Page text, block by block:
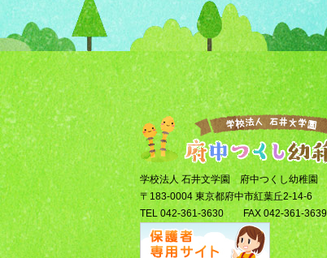
学校法人 石井文学園 府中つくし幼稚園
〒183-0004 東京都府中市紅葉丘2-14-6
TEL 042-361-3630 FAX 042-361-3639